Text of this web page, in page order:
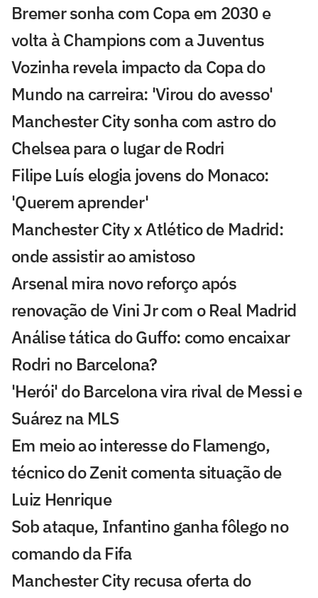
Bremer sonha com Copa em 2030 e
volta à Champions com a Juventus
Vozinha revela impacto da Copa do
Mundo na carreira: 'Virou do avesso'
Manchester City sonha com astro do
Chelsea para o lugar de Rodri
Filipe Luís elogia jovens do Monaco:
'Querem aprender'
Manchester City x Atlético de Madrid:
onde assistir ao amistoso
Arsenal mira novo reforço após
renovação de Vini Jr com o Real Madrid
Análise tática do Guffo: como encaixar
Rodri no Barcelona?
'Herói' do Barcelona vira rival de Messi e
Suárez na MLS
Em meio ao interesse do Flamengo,
técnico do Zenit comenta situação de
Luiz Henrique
Sob ataque, Infantino ganha fôlego no
comando da Fifa
Manchester City recusa oferta do